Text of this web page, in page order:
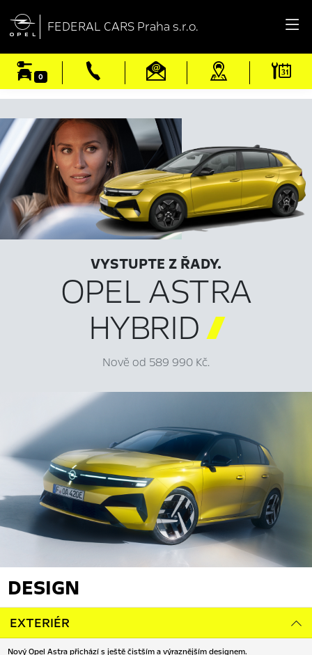
 FEDERAL CARS Praha s.r.o.
0
VYSTUPTE Z ŘADY.
OPEL ASTRA
HYBRID
Nově od 589 990 Kč.
DESIGN
EXTERIÉR
Nový Opel Astra přichází s ještě čistším a výraznějším designem.